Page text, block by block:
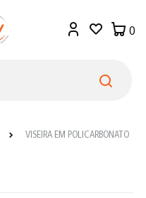
0
VISEIRA EM POLICARBONATO